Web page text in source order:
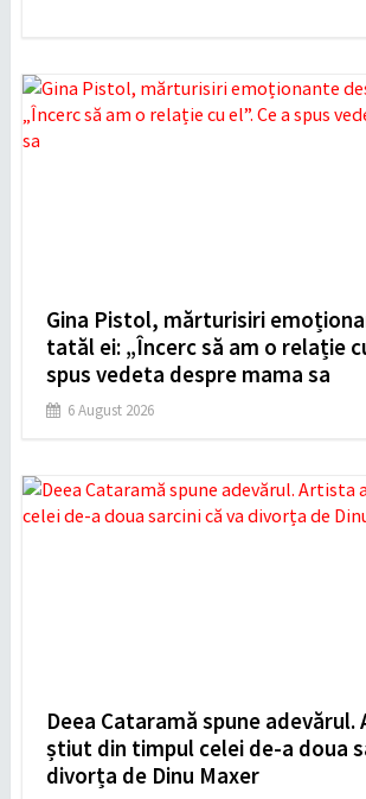
Gina Pistol, mărturisiri
tatăl ei: „Încerc să am o relație
spus vedeta despre mama sa
6 August 2026
Deea Cataramă spune adevărul.
știut din timpul celei de-a doua
divorța de Dinu Maxer